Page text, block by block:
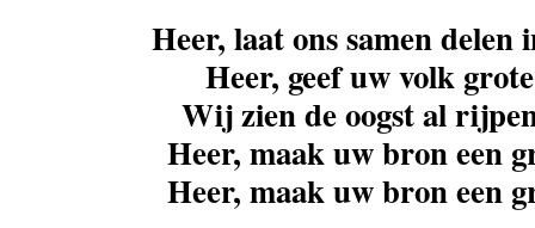
Heer, laat ons samen delen
Heer, geef uw volk
Wij zien de oogst al
Heer, maak uw bron een
Heer, maak uw bron een